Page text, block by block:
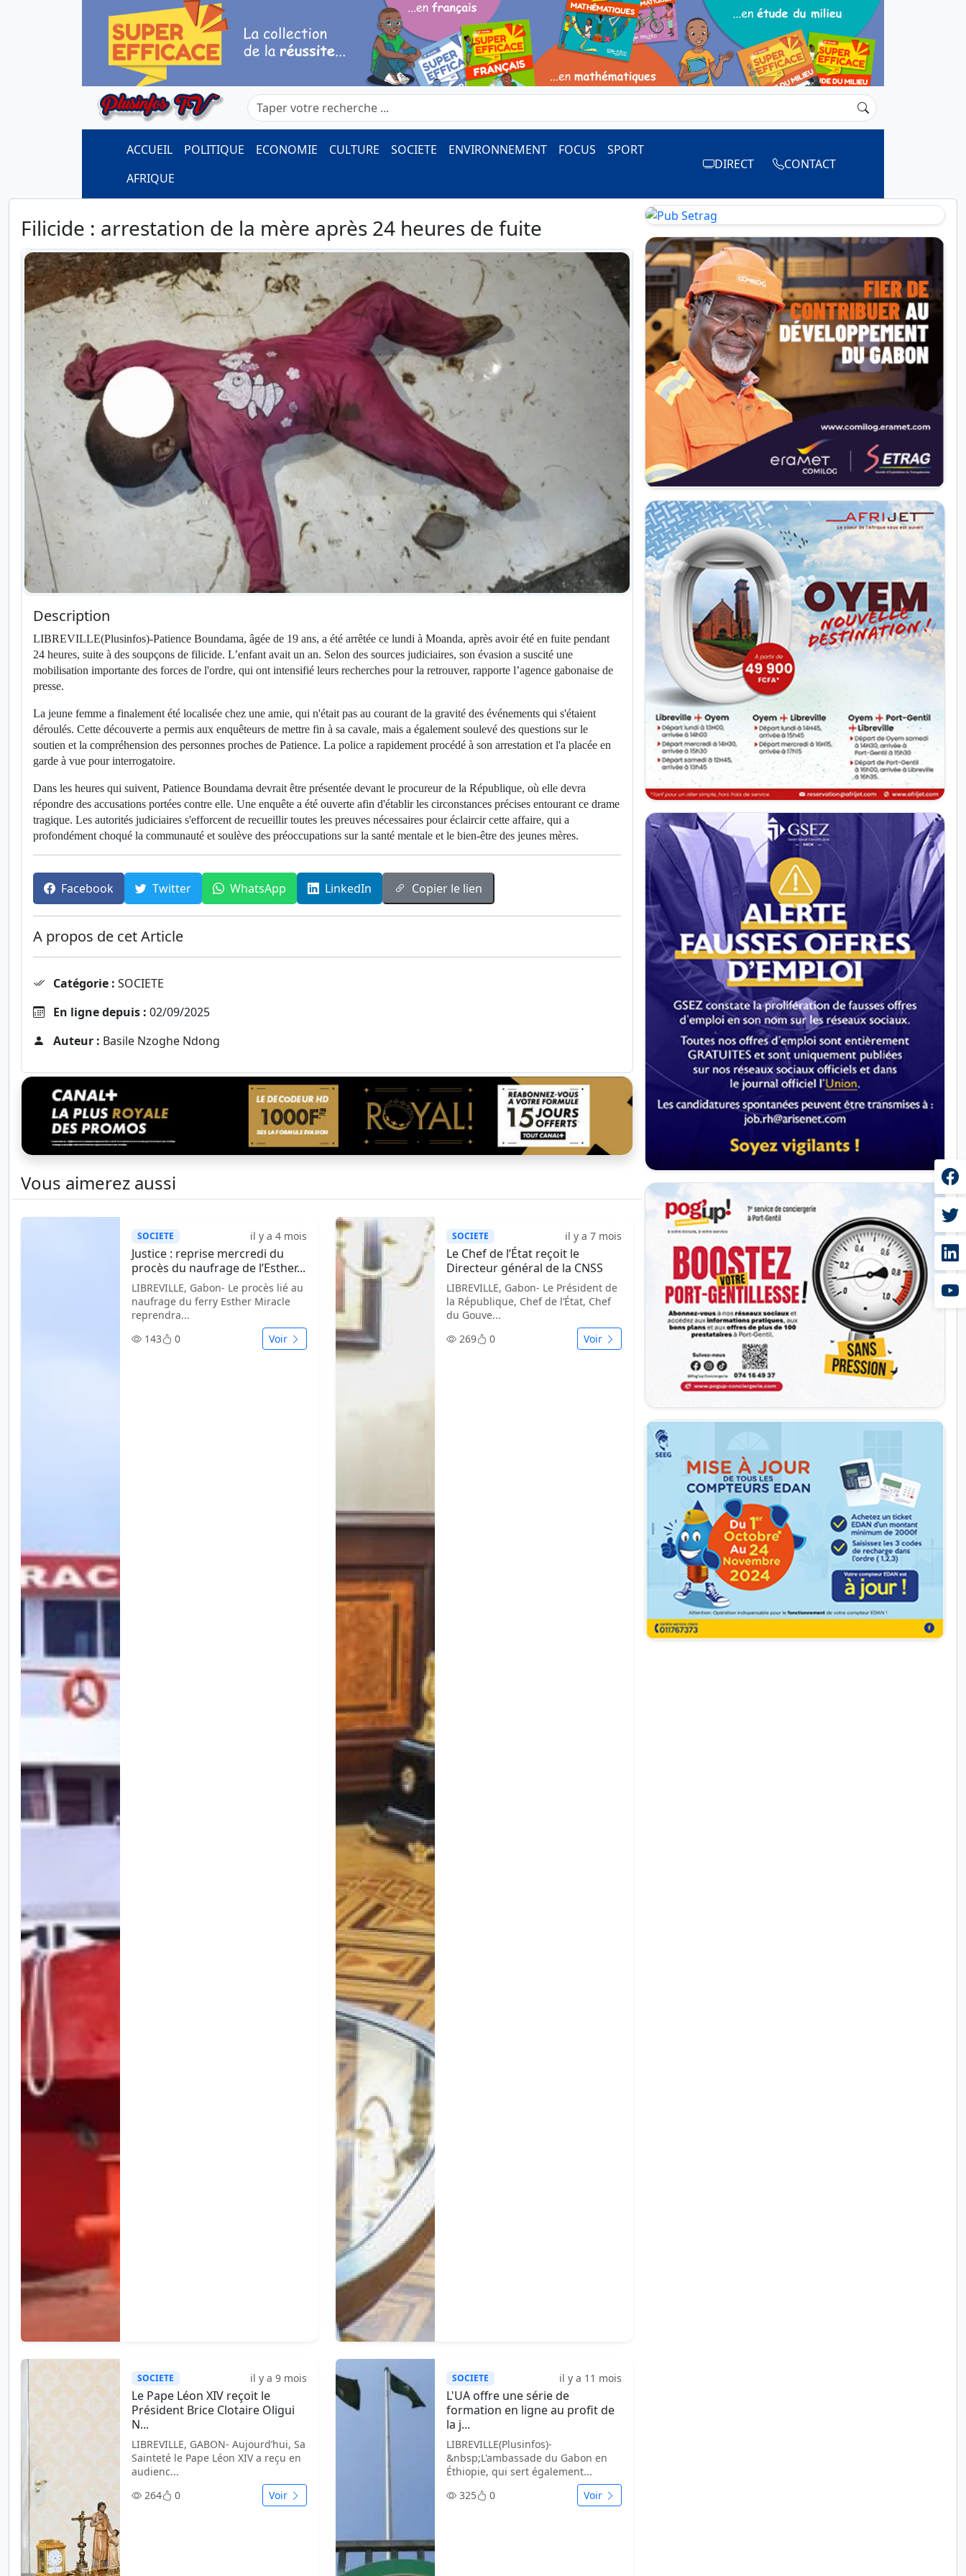
ACCUEIL POLITIQUE ECONOMIE CULTURE SOCIETE ENVIRONNEMENT FOCUS
SPORT
AFRIQUE
DIRECT CONTACT
Filicide : arrestation de la mère après 24 heures de fuite
Description
LIBREVILLE(Plusinfos)-Patience Boundama, âgée de 19 ans, a été arrêtée ce lundi à Moanda, après avoir été en fuite pendant
24 heures, suite à des soupçons de filicide. L’enfant avait un an. Selon des sources judiciaires, son évasion a suscité une
mobilisation importante des forces de l'ordre, qui ont intensifié leurs recherches pour la retrouver, rapporte l’agence gabonaise de
presse.
La jeune femme a finalement été localisée chez une amie, qui n'était pas au courant de la gravité des événements qui s'étaient
déroulés. Cette découverte a permis aux enquêteurs de mettre fin à sa cavale, mais a également soulevé des questions sur le
soutien et la compréhension des personnes proches de Patience. La police a rapidement procédé à son arrestation et l'a placée en
garde à vue pour interrogatoire.
Dans les heures qui suivent, Patience Boundama devrait être présentée devant le procureur de la République, où elle devra
répondre des accusations portées contre elle. Une enquête a été ouverte afin d'établir les circonstances précises entourant ce drame
tragique. Les autorités judiciaires s'efforcent de recueillir toutes les preuves nécessaires pour éclaircir cette affaire, qui a
profondément choqué la communauté et soulève des préoccupations sur la santé mentale et le bien-être des jeunes mères.
Facebook Twitter WhatsApp LinkedIn Copier le lien
A propos de cet Article
Catégorie : SOCIETE
En ligne depuis : 02/09/2025
Auteur : Basile Nzoghe Ndong
Vous aimerez aussi
SOCIETE il y a 4 mois
Justice : reprise mercredi du
procès du naufrage de l’Esther...
LIBREVILLE, Gabon- Le procès lié au
naufrage du ferry Esther Miracle
reprendra...
143
0 Voir
SOCIETE il y a 7 mois
Le Chef de l’État reçoit le
Directeur général de la CNSS
LIBREVILLE, Gabon- Le Président de
la République, Chef de l’État, Chef
du Gouve...
269
0 Voir
SOCIETE il y a 9 mois
Le Pape Léon XIV reçoit le
Président Brice Clotaire Oligui
N...
LIBREVILLE, GABON- Aujourd’hui, Sa
Sainteté le Pape Léon XIV a reçu en
audienc...
264
0 Voir
SOCIETE il y a 11 mois
L'UA offre une série de
formation en ligne au profit de
la j...
LIBREVILLE(Plusinfos)-
&nbsp;L'ambassade du Gabon en
Éthiopie, qui sert également...
325
0 Voir